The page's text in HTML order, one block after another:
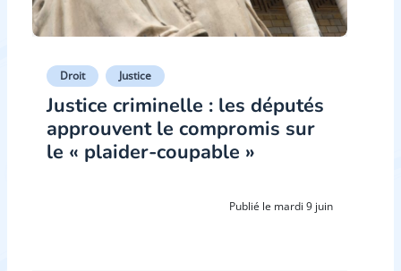
Droit Justice
Justice criminelle : les députés
approuvent le compromis sur
le « plaider-coupable »
Publié le mardi 9 juin